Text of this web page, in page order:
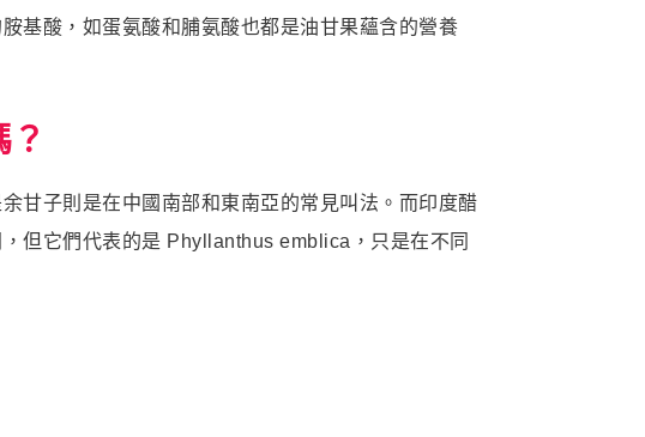
基酸，如蛋氨酸和脯氨酸也都是油甘果蘊含的營養
甘子則是在中國南部和東南亞的常見叫法。而印度醋
但它們代表的是 Phyllanthus emblica，只是在不同